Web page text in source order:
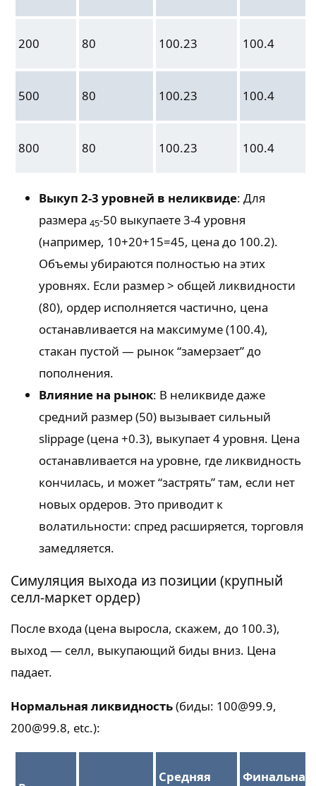
200 80 100.23 100.4
500 80 100.23 100.4
800 80 100.23 100.4
Выкуп 2-3 уровней в неликвиде: Для
размера 45-50 выкупаете 3-4 уровня
(например, 10+20+15=45, цена до 100.2).
Объемы убираются полностью на этих
уровнях. Если размер > общей ликвидности
(80), ордер исполняется частично, цена
останавливается на максимуме (100.4),
стакан пустой — рынок “замерзает” до
пополнения.
Влияние на рынок: В неликвиде даже
средний размер (50) вызывает сильный
slippage (цена +0.3), выкупает 4 уровня. Цена
останавливается на уровне, где ликвидность
кончилась, и может “застрять” там, если нет
новых ордеров. Это приводит к
волатильности: спред расширяется, торговля
замедляется.
Симуляция выхода из позиции (крупный
селл-маркет ордер)
После входа (цена выросла, скажем, до 100.3),
выход — селл, выкупающий биды вниз. Цена
падает.
Нормальная ликвидность(биды: 100@99.9,
200@99.8, etc.):
Средняя Финальная